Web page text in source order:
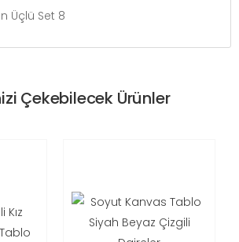
Üçlü Set 8
Çekebilecek Ürünler